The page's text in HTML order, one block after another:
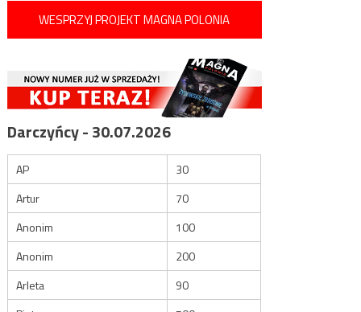
WESPRZYJ PROJEKT MAGNA POLONIA
Darczyńcy - 30.07.2026
AP
30
Artur
70
Anonim
100
Anonim
200
Arleta
90